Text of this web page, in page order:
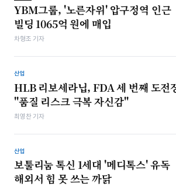
YBM그룹, '노른자위' 압구정역 인근
빌딩 1065억 원에 매입
차형조 기자
산업
HLB 리보세라닙, FDA 세 번째 도전
"품질 리스크 극복 자신감"
최영찬 기자
산업
보툴리눔 톡신 1세대 '메디톡스' 유독
해외서 힘 못 쓰는 까닭